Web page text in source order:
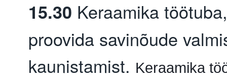
15.30 Keraamika
proovida savinõude
kaunistamist. Keraamika